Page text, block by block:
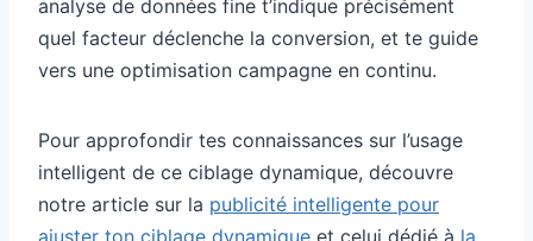
analyse de données fine t’indique précisément
quel facteur déclenche la conversion, et te guide
vers une optimisation campagne en continu.
Pour approfondir tes connaissances sur l’usage
intelligent de ce ciblage dynamique, découvre
notre article sur la publicité intelligente pour